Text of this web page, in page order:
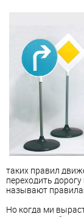
таких правил
переходить
называют
Но когда ми